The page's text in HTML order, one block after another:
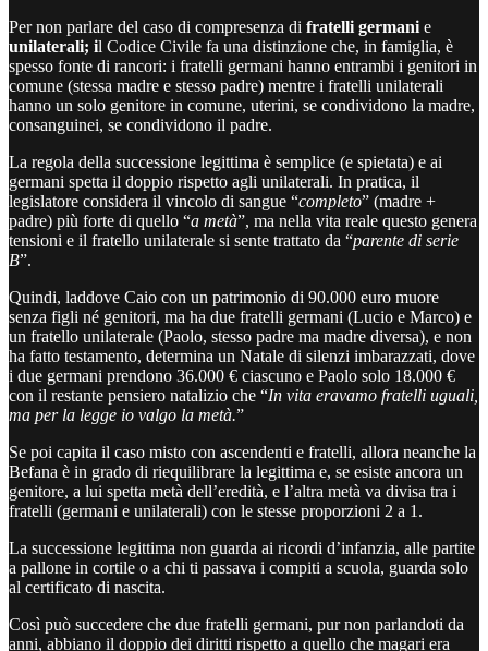
Per non parlare del caso di compresenza di fratelli germani e
unilaterali; il Codice Civile fa una distinzione che, in famiglia, è
spesso fonte di rancori: i fratelli germani hanno entrambi i genitori in
comune (stessa madre e stesso padre) mentre i fratelli unilaterali
hanno un solo genitore in comune, uterini, se condividono la madre,
consanguinei, se condividono il padre.
La regola della successione legittima è semplice (e spietata) e ai
germani spetta il doppio rispetto agli unilaterali. In pratica, il
legislatore considera il vincolo di sangue “completo” (madre +
padre) più forte di quello “a metà”, ma nella vita reale questo genera
tensioni e il fratello unilaterale si sente trattato da “parente di serie
B”.
Quindi, laddove Caio con un patrimonio di 90.000 euro muore
senza figli né genitori, ma ha due fratelli germani (Lucio e Marco) e
un fratello unilaterale (Paolo, stesso padre ma madre diversa), e non
ha fatto testamento, determina un Natale di silenzi imbarazzati, dove
i due germani prendono 36.000 € ciascuno e Paolo solo 18.000 €
con il restante pensiero natalizio che “In vita eravamo fratelli uguali,
ma per la legge io valgo la metà.”
Se poi capita il caso misto con ascendenti e fratelli, allora neanche la
Befana è in grado di riequilibrare la legittima e, se esiste ancora un
genitore, a lui spetta metà dell’eredità, e l’altra metà va divisa tra i
fratelli (germani e unilaterali) con le stesse proporzioni 2 a 1.
La successione legittima non guarda ai ricordi d’infanzia, alle partite
a pallone in cortile o a chi ti passava i compiti a scuola, guarda solo
al certificato di nascita.
Così può succedere che due fratelli germani, pur non parlandoti da
anni, abbiano il doppio dei diritti rispetto a quello che magari era